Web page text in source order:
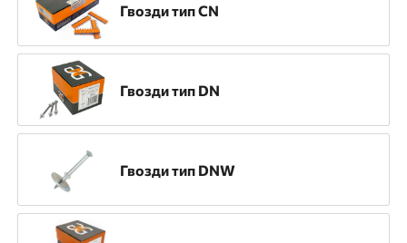
Инженерные системы
Монтаж ГКЛ
Монтаж опалубки
Монтаж профлиста
Натяжные потолки
Общестроительный монтаж
Отделочные работы
Электромонтажные работы
Гвозди тип CN
Гвозди тип DN
Гвозди тип DNW